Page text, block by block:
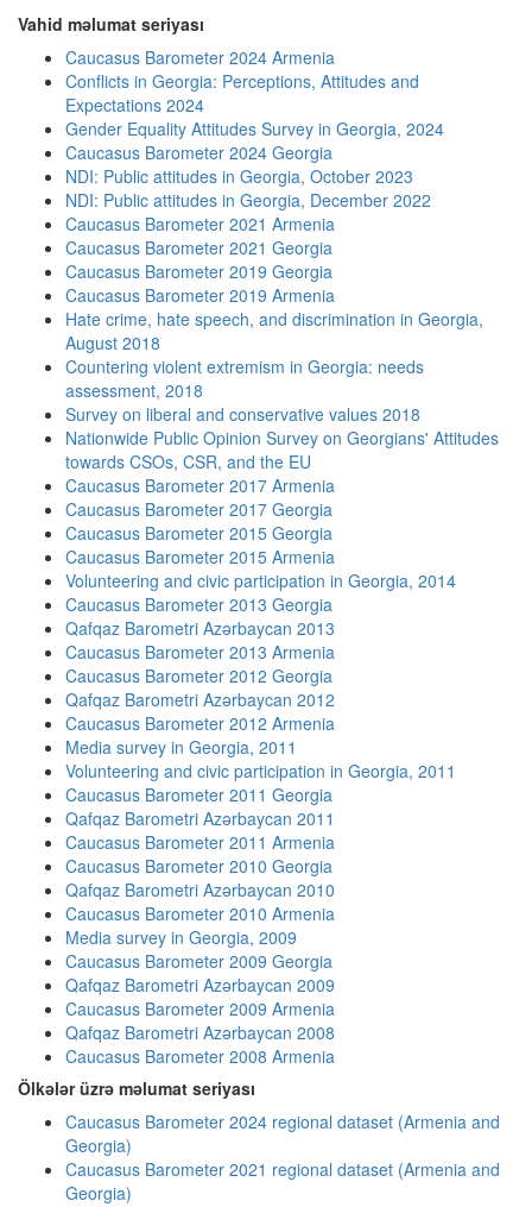
Vahid məlumat seriyası
Caucasus Barometer 2024 Armenia
Conflicts in Georgia: Perceptions, Attitudes and
Expectations 2024
Gender Equality Attitudes Survey in Georgia, 2024
Caucasus Barometer 2024 Georgia
NDI: Public attitudes in Georgia, October 2023
NDI: Public attitudes in Georgia, December 2022
Caucasus Barometer 2021 Armenia
Caucasus Barometer 2021 Georgia
Caucasus Barometer 2019 Georgia
Caucasus Barometer 2019 Armenia
Hate crime, hate speech, and discrimination in Georgia,
August 2018
Countering violent extremism in Georgia: needs
assessment, 2018
Survey on liberal and conservative values 2018
Nationwide Public Opinion Survey on Georgians' Attitudes
towards CSOs, CSR, and the EU
Caucasus Barometer 2017 Armenia
Caucasus Barometer 2017 Georgia
Caucasus Barometer 2015 Georgia
Caucasus Barometer 2015 Armenia
Volunteering and civic participation in Georgia, 2014
Caucasus Barometer 2013 Georgia
Qafqaz Barometri Azərbaycan 2013
Caucasus Barometer 2013 Armenia
Caucasus Barometer 2012 Georgia
Qafqaz Barometri Azərbaycan 2012
Caucasus Barometer 2012 Armenia
Media survey in Georgia, 2011
Volunteering and civic participation in Georgia, 2011
Caucasus Barometer 2011 Georgia
Qafqaz Barometri Azərbaycan 2011
Caucasus Barometer 2011 Armenia
Caucasus Barometer 2010 Georgia
Qafqaz Barometri Azərbaycan 2010
Caucasus Barometer 2010 Armenia
Media survey in Georgia, 2009
Caucasus Barometer 2009 Georgia
Qafqaz Barometri Azərbaycan 2009
Caucasus Barometer 2009 Armenia
Qafqaz Barometri Azərbaycan 2008
Caucasus Barometer 2008 Armenia
Ölkələr üzrə məlumat seriyası
Caucasus Barometer 2024 regional dataset (Armenia and
Georgia)
Caucasus Barometer 2021 regional dataset (Armenia and
Georgia)